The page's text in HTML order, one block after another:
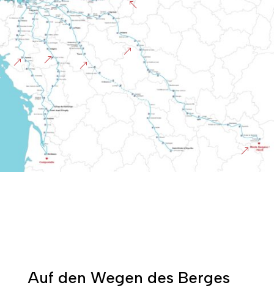
%
&
&
&
&
&
Auf den Wegen des Berges